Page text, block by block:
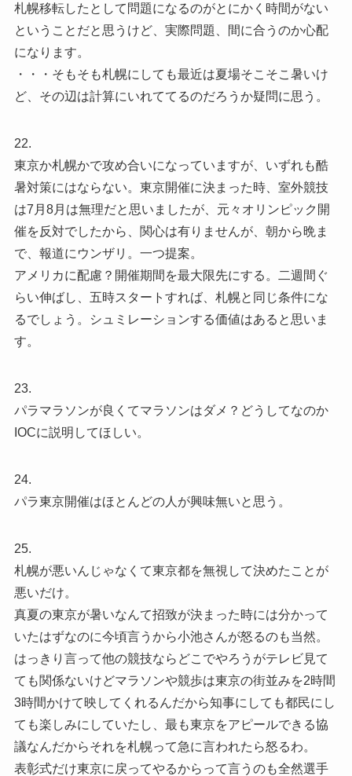
札幌移転したとして問題になるのがとにかく時間がない
ということだと思うけど、実際問題、間に合うのか心配
になります。
・・・そもそも札幌にしても最近は夏場そこそこ暑いけ
ど、その辺は計算にいれててるのだろうか疑問に思う。
22.
東京か札幌かで攻め合いになっていますが、いずれも酷
暑対策にはならない。東京開催に決まった時、室外競技
は7月8月は無理だと思いましたが、元々オリンピック開
催を反対でしたから、関心は有りませんが、朝から晩ま
で、報道にウンザリ。一つ提案。
アメリカに配慮？開催期間を最大限先にする。二週間ぐ
らい伸ばし、五時スタートすれば、札幌と同じ条件にな
るでしょう。シュミレーションする価値はあると思いま
す。
23.
パラマラソンが良くてマラソンはダメ？どうしてなのか
IOCに説明してほしい。
24.
パラ東京開催はほとんどの人が興味無いと思う。
25.
札幌が悪いんじゃなくて東京都を無視して決めたことが
悪いだけ。
真夏の東京が暑いなんて招致が決まった時には分かって
いたはずなのに今頃言うから小池さんが怒るのも当然。
はっきり言って他の競技ならどこでやろうがテレビ見て
ても関係ないけどマラソンや競歩は東京の街並みを2時間
3時間かけて映してくれるんだから知事にしても都民にし
ても楽しみにしていたし、最も東京をアピールできる協
議なんだからそれを札幌って急に言われたら怒るわ。
表彰式だけ東京に戻ってやるからって言うのも全然選手